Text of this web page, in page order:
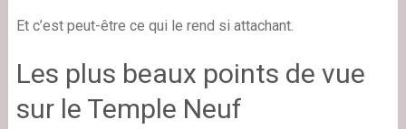
Et c’est peut-être ce qui le rend si attachant.
Les plus beaux points de vue
sur le Temple Neuf